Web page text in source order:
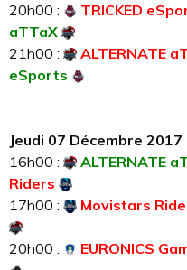
20h00 :
TRICKED
aTTaX
21h00 :
ALTERNATE
eSports
Jeudi 07 Décembre 2017
16h00 :
ALTERNATE
Riders
17h00 :
Movistars
20h00 : EURONICS